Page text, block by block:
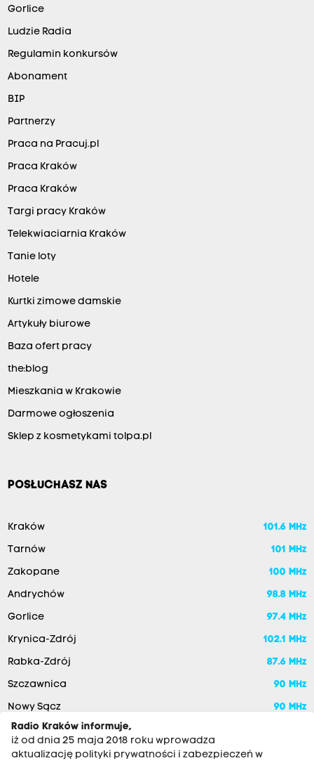
Gorlice
Ludzie Radia
Regulamin konkursów
Abonament
BIP
Partnerzy
Praca na Pracuj.pl
Praca Kraków
Praca Kraków
Targi pracy Kraków
Telekwiaciarnia Kraków
Tanie loty
Hotele
Kurtki zimowe damskie
Artykuły biurowe
Baza ofert pracy
the:blog
Mieszkania w Krakowie
Darmowe ogłoszenia
Sklep z kosmetykami tolpa.pl
POSŁUCHASZ NAS
Kraków 101.6 MHz
Tarnów 101 MHz
Zakopane 100 MHz
Andrychów 98.8 MHz
Gorlice 97.4 MHz
Krynica-Zdrój 102.1 MHz
Rabka-Zdrój 87.6 MHz
Szczawnica 90 MHz
Nowy Sącz
90 MHz
Radio Kraków informuje,
iż od dnia 25 maja 2018 roku wprowadza
aktualizację polityki prywatności i zabezpieczeń w